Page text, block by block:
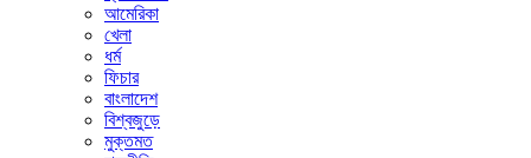
আমেরিকা
খেলা
ধর্ম
ফিচার
বাংলাদেশ
বিশ্বজুড়ে
মুক্তমত